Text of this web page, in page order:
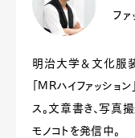
フ
明治大学＆文化服
「MRハイファッショ
ス。文章書き、写真
モノコトを発信中。